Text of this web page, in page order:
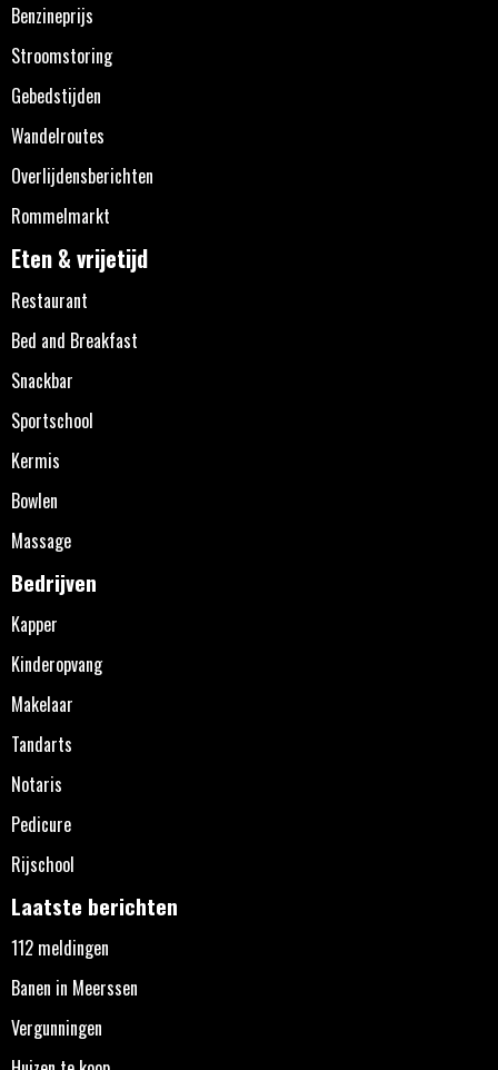
Benzineprijs
Stroomstoring
Gebedstijden
Wandelroutes
Overlijdensberichten
Rommelmarkt
Eten & vrijetijd
Restaurant
Bed and Breakfast
Snackbar
Sportschool
Kermis
Bowlen
Massage
Bedrijven
Kapper
Kinderopvang
Makelaar
Tandarts
Notaris
Pedicure
Rijschool
Laatste berichten
112 meldingen
Banen in Meerssen
Vergunningen